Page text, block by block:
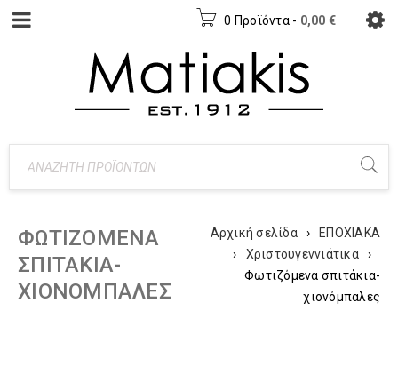
0 Προϊόντα - 0,00 €
ΦΩΤΙΖΌΜΕΝΑ
ΣΠΙΤΆΚΙΑ-
ΧΙΟΝΌΜΠΑΛΕΣ
Αρχική σελίδα ›
ΕΠΟΧΙΑΚΑ
›
Χριστουγεννιάτικα
›
Φωτιζόμενα σπιτάκια-
χιονόμπαλες